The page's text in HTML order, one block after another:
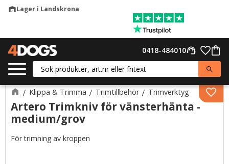
warehouseLager i Landskrona
support_agent
0418-484010
Klippa & Trimma Trimtillbehör Trimverktyg
Artero Trimkniv för vänsterhänta -
medium/grov
För trimning av kroppen